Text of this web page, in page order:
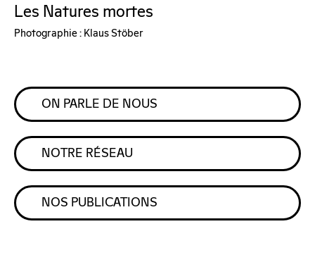
Les Natures mortes
Photographie : Klaus Stöber
ON PARLE DE NOUS
NOTRE RÉSEAU
NOS PUBLICATIONS